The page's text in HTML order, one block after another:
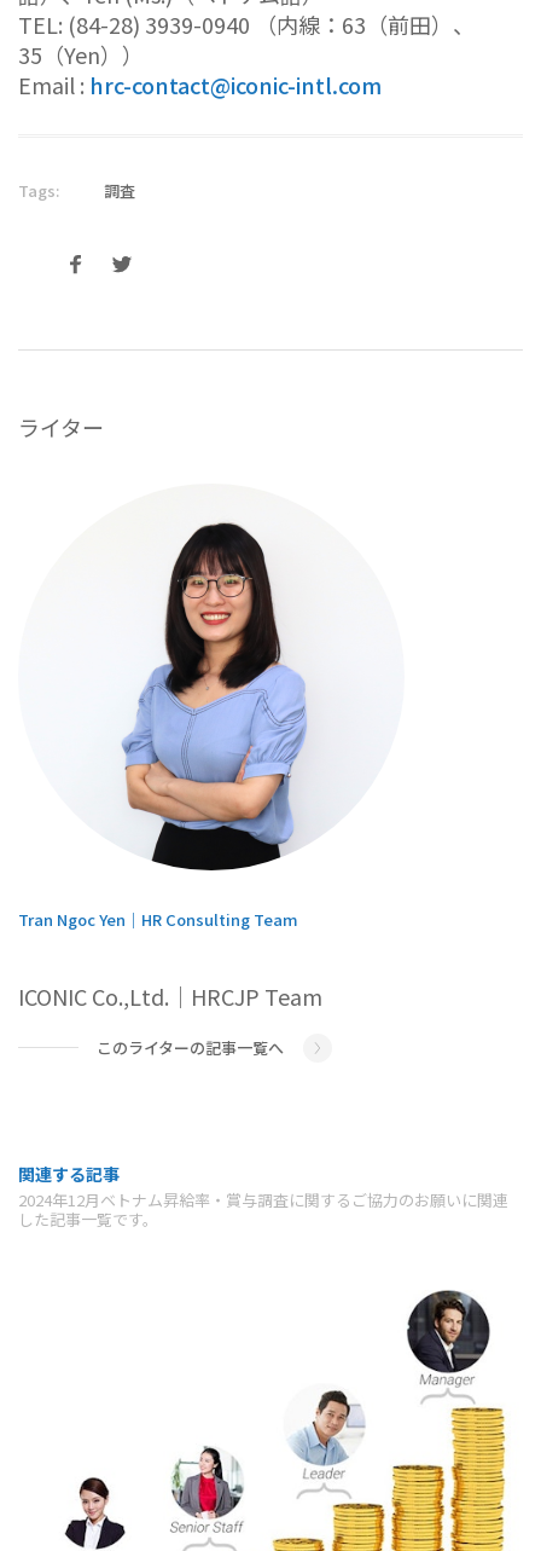
TEL: (84-28) 3939-0940 （内線：63（前田）、
35（Yen））
Email : hrc-contact@iconic-intl.com
Tags: 調査
ライター
Tran Ngoc Yen｜HR Consulting Team
ICONIC Co.,Ltd.｜HRCJP Team
このライターの記事一覧へ
関連する記事
2024年12月ベトナム昇給率・賞与調査に関するご協力のお願いに関連
した記事一覧です。